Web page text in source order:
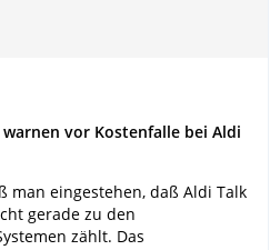
vor Kostenfalle bei Aldi
man eingestehen, daß Aldi Talk
gerade zu den
zählt. Das